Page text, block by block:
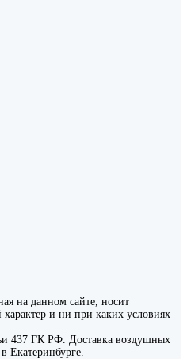
на данном сайте, носит
и ни при каких условиях
437 ГК РФ. Доставка воздушных
Екатеринбурге.